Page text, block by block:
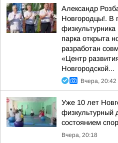
Александр
Новгородцы!. В
парка открыта
разработан
«Центр
Новгородской...
Вчера, 20:42
Уже 10 лет
физкультурный
состоянием
Вчера, 20:18